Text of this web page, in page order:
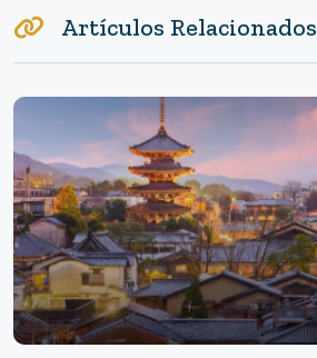
Artículos Relacionados